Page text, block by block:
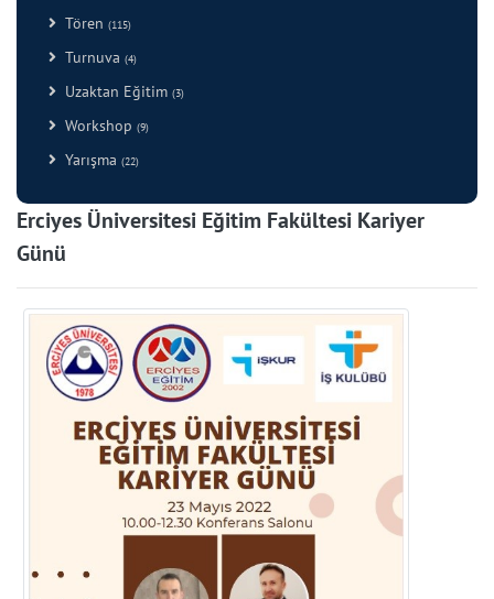
Tören (115)
Turnuva (4)
Uzaktan Eğitim (3)
Workshop (9)
Yarışma (22)
Erciyes Üniversitesi Eğitim Fakültesi Kariyer
Günü